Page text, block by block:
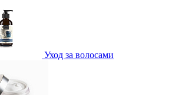
Уход за волосами